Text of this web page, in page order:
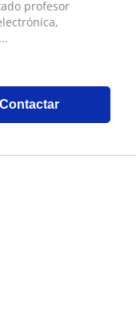
profesor
Contactar